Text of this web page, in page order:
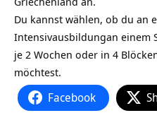
Du kannst wählen, ob du an
Intensivausbildungan einem
je 2 Wochen oder in 4
möchtest.
Facebook